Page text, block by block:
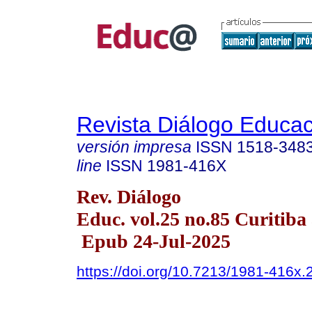
Revista Diálogo
versión impresa ISSN 1518-
line ISSN 1981-416X
Rev. Diálogo
Educ. vol.25 no.85 Curitiba
Epub 24-Jul-2025
https://doi.org/10.7213/1981-